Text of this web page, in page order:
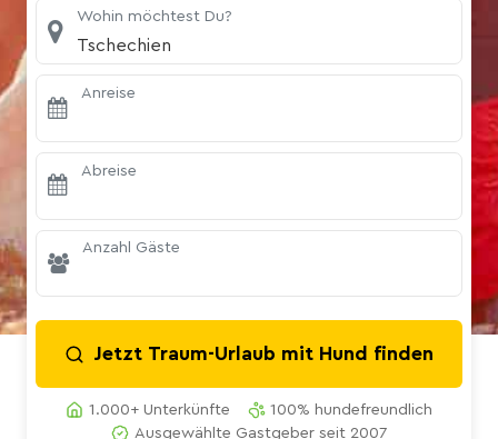
Wohin möchtest Du?
Tschechien
Anreise
Abreise
Anzahl Gäste
Jetzt Traum-Urlaub mit Hund finden
1.000+ Unterkünfte
100% hundefreundlich
Ausgewählte Gastgeber seit 2007